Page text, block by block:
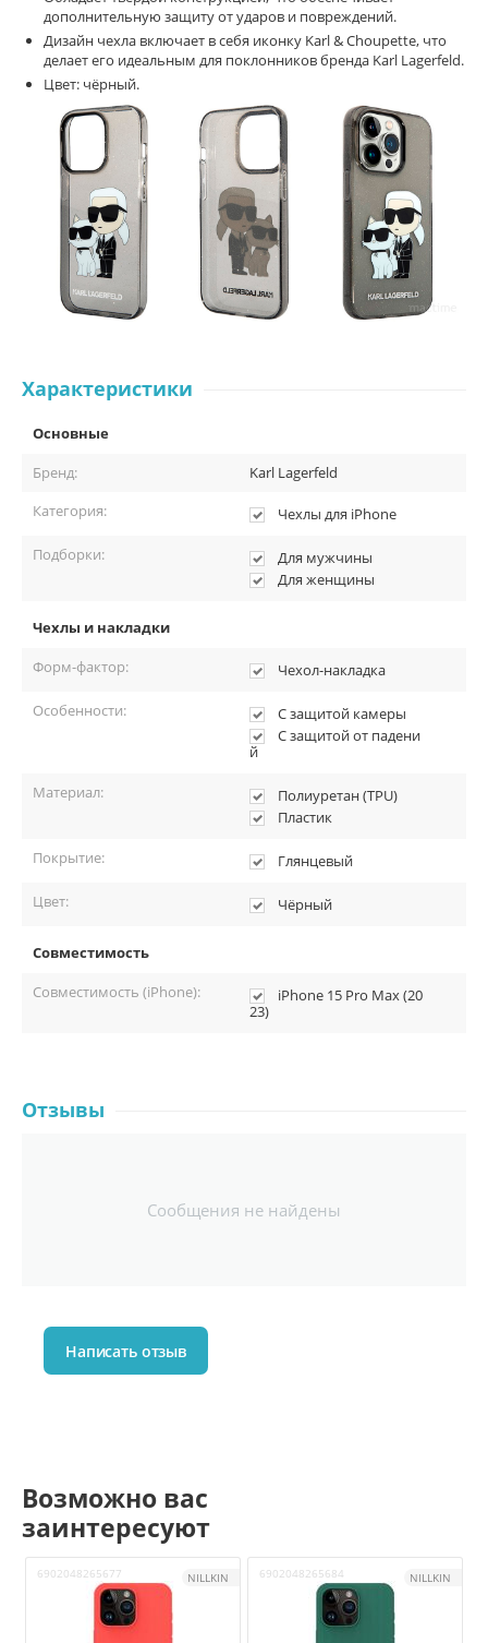
дополнительную защиту от ударов и повреждений.
Дизайн чехла включает в себя иконку Karl & Choupette, что
делает его идеальным для поклонников бренда Karl Lagerfeld.
Цвет: чёрный.
Характеристики
Основные
Бренд:
Karl Lagerfeld
Категория:
Чехлы для iPhone
Подборки:
Для мужчины
Для женщины
Чехлы и накладки
Форм-фактор:
Чехол-накладка
Особенности:
С защитой камеры
С защитой от падени
й
Материал:
Полиуретан (TPU)
Пластик
Покрытие: Глянцевый
Цвет: Чёрный
Совместимость
Совместимость (iPhone):
iPhone 15 Pro Max (20
23)
Отзывы
Сообщения не найдены
Написать отзыв
Возможно вас
заинтересуют
6902048265677 NILLKIN 6902048265684 NILLKIN